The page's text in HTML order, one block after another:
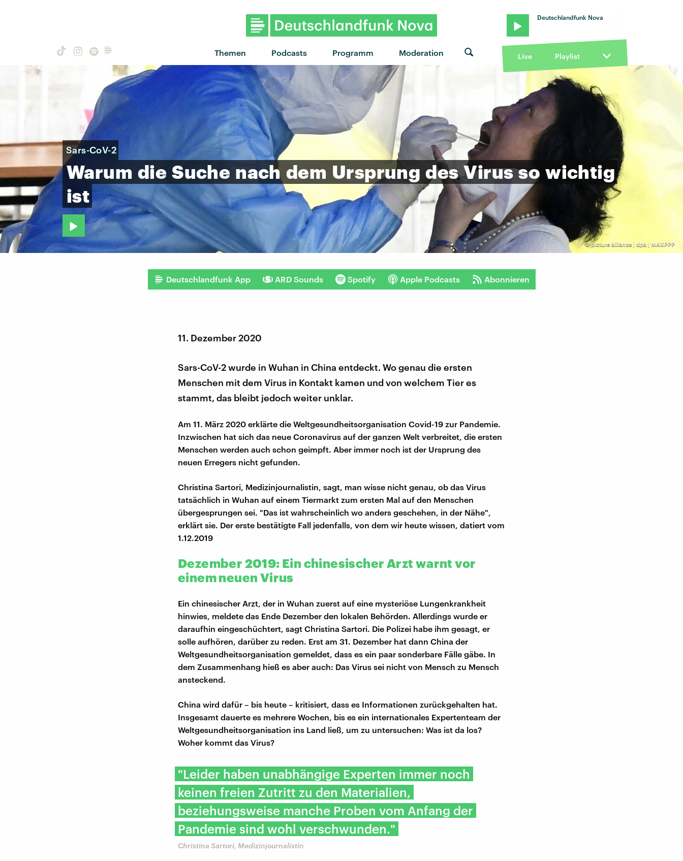
Themen Podcasts Programm Moderation
Deutschlandfunk Nova
Live Playlist
©picture alliance | dpa | MAXPPP
Sars-CoV-2
Warum die Suche nach dem Ursprung des Virus so wichtig
ist
Deutschlandfunk App ARD Sounds Spotify Apple Podcasts Abonnieren
11. Dezember 2020
Sars-CoV-2 wurde in Wuhan in China entdeckt. Wo genau die ersten
Menschen mit dem Virus in Kontakt kamen und von welchem Tier es
stammt, das bleibt jedoch weiter unklar.
Am 11. März 2020 erklärte die Weltgesundheitsorganisation Covid-19 zur Pandemie.
Inzwischen hat sich das neue Coronavirus auf der ganzen Welt verbreitet, die ersten
Menschen werden auch schon geimpft. Aber immer noch ist der Ursprung des
neuen Erregers nicht gefunden.
Christina Sartori, Medizinjournalistin, sagt, man wisse nicht genau, ob das Virus
tatsächlich in Wuhan auf einem Tiermarkt zum ersten Mal auf den Menschen
übergesprungen sei. "Das ist wahrscheinlich wo anders geschehen, in der Nähe",
erklärt sie. Der erste bestätigte Fall jedenfalls, von dem wir heute wissen, datiert vom
1.12.2019
Dezember 2019: Ein chinesischer Arzt warnt vor
einem neuen Virus
Ein chinesischer Arzt, der in Wuhan zuerst auf eine mysteriöse Lungenkrankheit
hinwies, meldete das Ende Dezember den lokalen Behörden. Allerdings wurde er
daraufhin eingeschüchtert, sagt Christina Sartori. Die Polizei habe ihm gesagt, er
solle aufhören, darüber zu reden. Erst am 31. Dezember hat dann China der
Weltgesundheitsorganisation gemeldet, dass es ein paar sonderbare Fälle gäbe. In
dem Zusammenhang hieß es aber auch: Das Virus sei nicht von Mensch zu Mensch
ansteckend.
China wird dafür – bis heute – kritisiert, dass es Informationen zurückgehalten hat.
Insgesamt dauerte es mehrere Wochen, bis es ein internationales Expertenteam der
Weltgesundheitsorganisation ins Land ließ, um zu untersuchen: Was ist da los?
Woher kommt das Virus?
"Leider haben unabhängige Experten immer noch
keinen freien Zutritt zu den Materialien,
beziehungsweise manche Proben vom Anfang der
Pandemie sind wohl verschwunden."
Christina Sartori, Medizinjournalistin